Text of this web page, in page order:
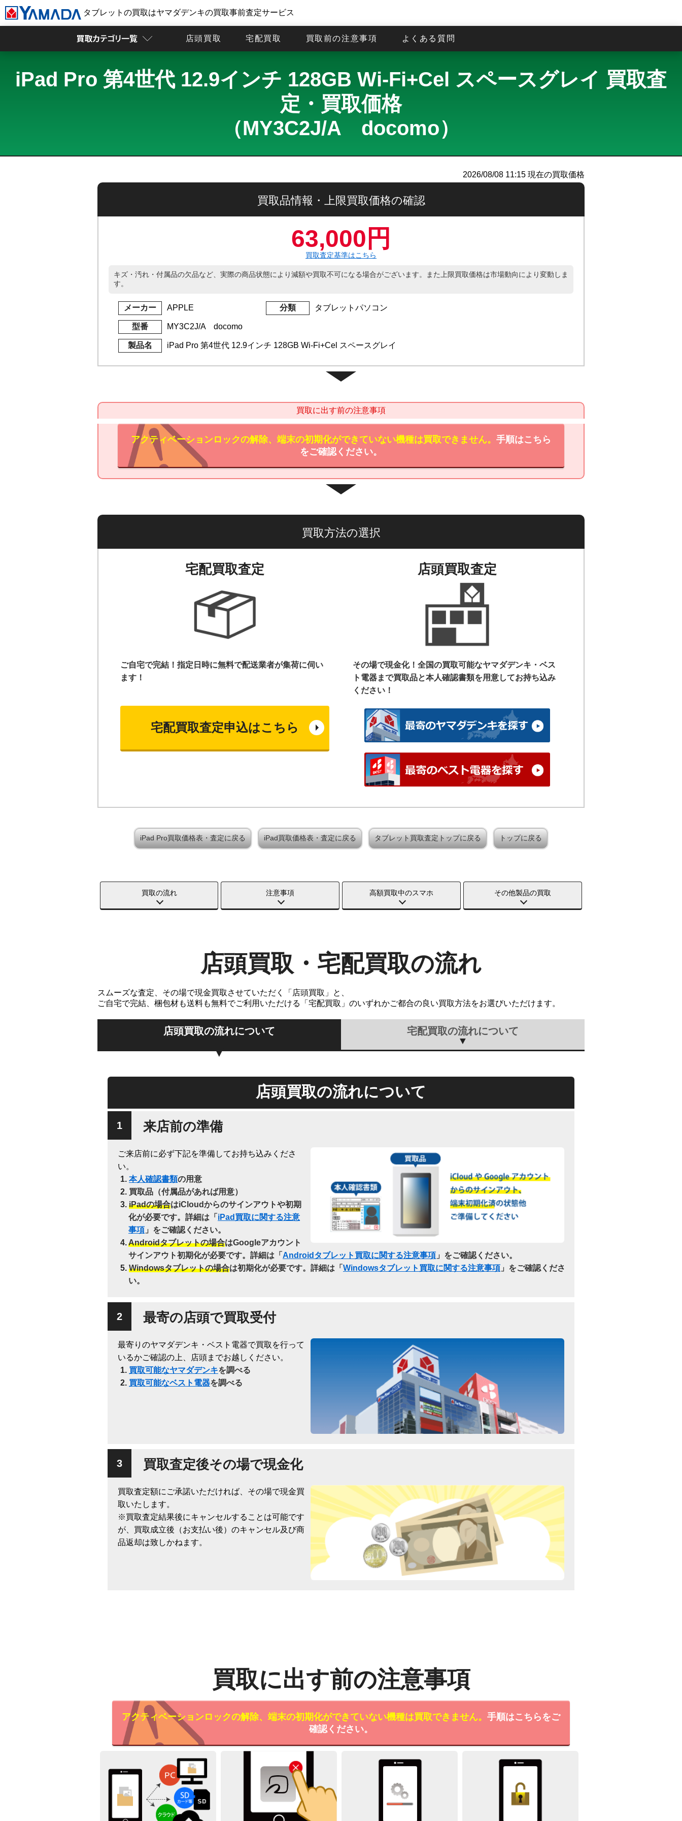
タブレットの買取はヤマダデンキの買取事前査定サービス
店頭買取 宅配買取 買取前の注意事項 よくある質問
iPad Pro 第4世代 12.9インチ 128GB Wi-Fi+Cel スペースグレイ 買取査
定・買取価格
（MY3C2J/A docomo）
2026/08/08 11:15 現在の買取価格
買取品情報・上限買取価格の確認
63,000円
買取査定基準はこちら
キズ・汚れ・付属品の欠品など、実際の商品状態により減額や買取不可になる場合がございます。また上限買取価格は市場動向により変動しま
す。
メーカー APPLE 分類 タブレットパソコン
型番 MY3C2J/A docomo
製品名 iPad Pro 第4世代 12.9インチ 128GB Wi-Fi+Cel スペースグレイ
買取に出す前の注意事項
アクティベーションロックの解除、端末の初期化ができていない機種は買取できません。 手順はこちら
をご確認ください。
買取方法の選択
宅配買取査定
ご自宅で完結！指定日時に無料で配送業者が集荷に伺い
ます！
宅配買取査定申込はこちら
店頭買取査定
その場で現金化！全国の買取可能なヤマダデンキ・ベス
ト電器まで買取品と本人確認書類を用意してお持ち込み
ください！
iPad Pro買取価格表・査定に戻る iPad買取価格表・査定に戻る タブレット買取査定トップに戻る トップに戻る
買取の流れ 注意事項 高額買取中のスマホ その他製品の買取
店頭買取・宅配買取の流れ
スムーズな査定、その場で現金買取させていただく「店頭買取」と、
ご自宅で完結、梱包材も送料も無料でご利用いただける「宅配買取」のいずれかご都合の良い買取方法をお選びいただけます。
店頭買取の流れについて 宅配買取の流れについて
店頭買取の流れについて
来店前の準備
ご来店前に必ず下記を準備してお持ち込みくださ
い。
本人確認書類の用意
買取品（付属品があれば用意）
iPadの場合はiCloudからのサインアウトや初期
化が必要です。詳細は「 iPad買取に関する注意
事項 」をご確認ください。
Androidタブレットの場合はGoogleアカウント
サインアウト初期化が必要です。詳細は「 Androidタブレット買取に関する注意事項 」をご確認ください。
Windowsタブレットの場合は初期化が必要です。詳細は「 Windowsタブレット買取に関する注意事項 」をご確認くださ
い。
最寄の店頭で買取受付
最寄りのヤマダデンキ・ベスト電器で買取を行って
いるかご確認の上、店頭までお越しください。
買取可能なヤマダデンキを調べる
買取可能なベスト電器を調べる
買取査定後その場で現金化
買取査定額にご承諾いただければ、その場で現金買
取いたします。
※買取査定結果後にキャンセルすることは可能です
が、買取成立後（お支払い後）のキャンセル及び商
品返却は致しかねます。
買取に出す前の注意事項
アクティベーションロックの解除、端末の初期化ができていない機種は買取できません。 手順はこちらをご
確認ください。